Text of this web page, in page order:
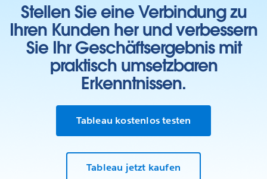
Stellen Sie eine Verbindung zu
Ihren Kunden her und verbessern
Sie Ihr Geschäftsergebnis mit
praktisch umsetzbaren
Erkenntnissen.
Tableau kostenlos testen
Tableau jetzt kaufen